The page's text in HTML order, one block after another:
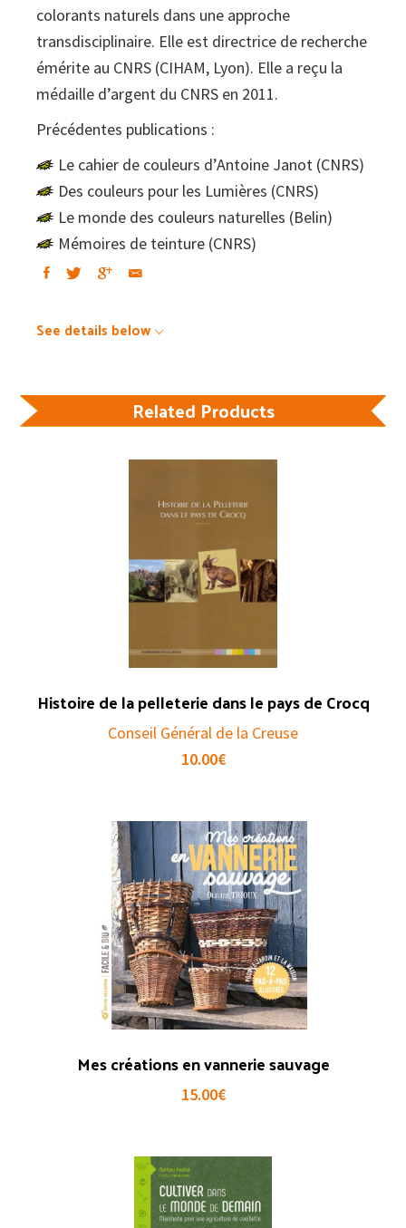
colorants naturels dans une approche
transdisciplinaire. Elle est directrice de recherche
émérite au CNRS (CIHAM, Lyon). Elle a reçu la
médaille d’argent du CNRS en 2011.
Précédentes publications :
Le cahier de couleurs d’Antoine Janot (CNRS)
Des couleurs pour les Lumières (CNRS)
Le monde des couleurs naturelles (Belin)
Mémoires de teinture (CNRS)
See details below
Related Products
Histoire de la pelleterie dans le pays de Crocq
Conseil Général de la Creuse
10.00€
Mes créations en vannerie sauvage
15.00€